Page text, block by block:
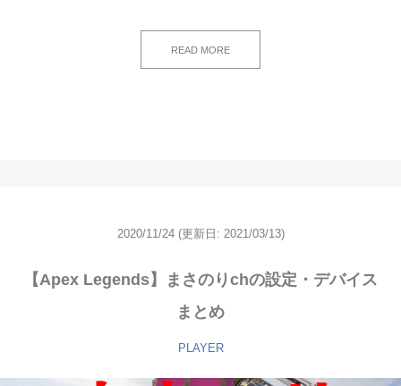
READ MORE
2020/11/24 (更新日: 2021/03/13)
【Apex Legends】まさのりchの設定・デバイス
まとめ
PLAYER